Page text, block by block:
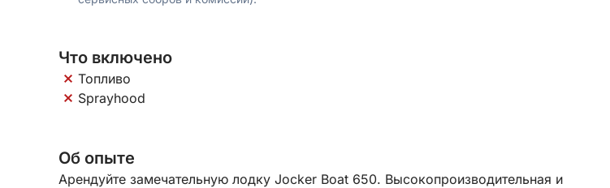
Что включено
Топливо
Sprayhood
Об опыте
Арендуйте замечательную лодку Jocker Boat 650. Высокопроизводительная и